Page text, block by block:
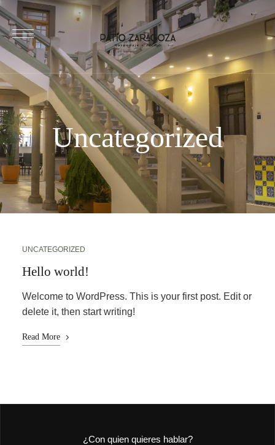
Uncategorized
UNCATEGORIZED
Hello world!
Welcome to WordPress. This is your first post. Edit or
delete it, then start writing!
Read More
¿Con quien quieres hablar?